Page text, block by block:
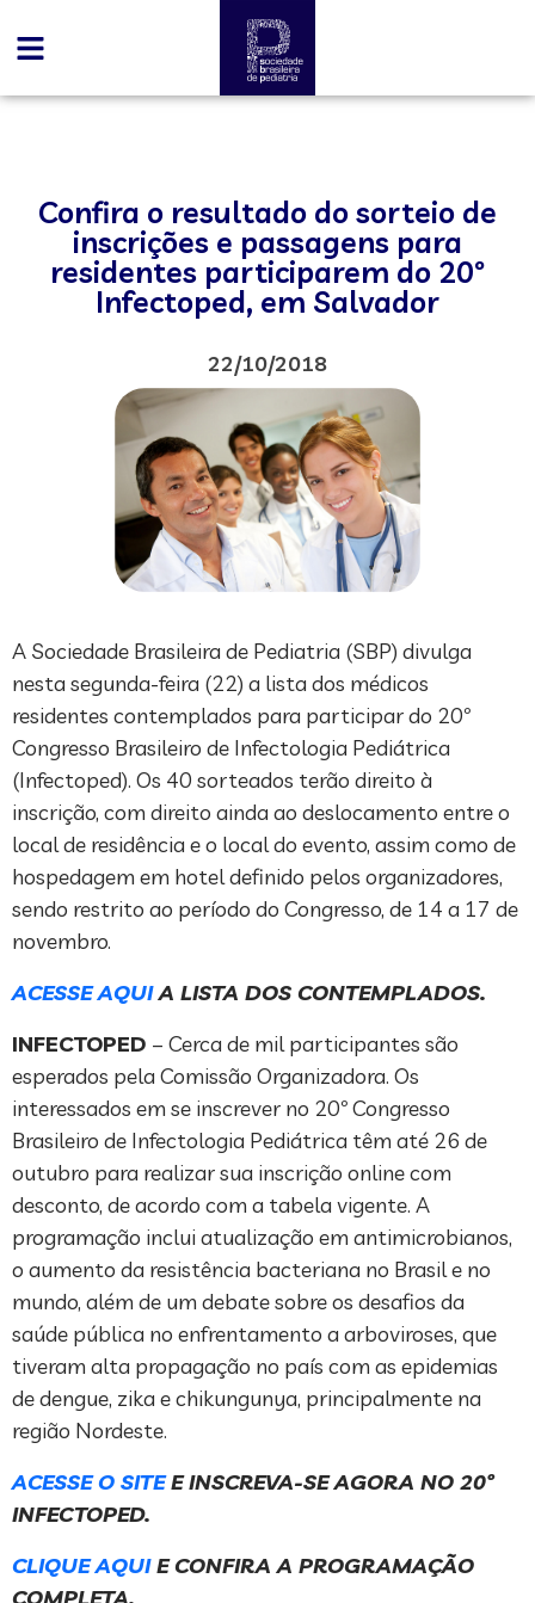
Confira o resultado do sorteio de
inscrições e passagens para
residentes participarem do 20º
Infectoped, em Salvador
22/10/2018
A Sociedade Brasileira de Pediatria (SBP) divulga
nesta segunda-feira (22) a lista dos médicos
residentes contemplados para participar do 20º
Congresso Brasileiro de Infectologia Pediátrica
(Infectoped). Os 40 sorteados terão direito à
inscrição, com direito ainda ao deslocamento entre o
local de residência e o local do evento, assim como de
hospedagem em hotel definido pelos organizadores,
sendo restrito ao período do Congresso, de 14 a 17 de
novembro.
ACESSE AQUIA LISTA DOS CONTEMPLADOS.
INFECTOPED – Cerca de mil participantes são
esperados pela Comissão Organizadora. Os
interessados em se inscrever no 20º Congresso
Brasileiro de Infectologia Pediátrica têm até 26 de
outubro para realizar sua inscrição online com
desconto, de acordo com a tabela vigente. A
programação inclui atualização em antimicrobianos,
o aumento da resistência bacteriana no Brasil e no
mundo, além de um debate sobre os desafios da
saúde pública no enfrentamento a arboviroses, que
tiveram alta propagação no país com as epidemias
de dengue, zika e chikungunya, principalmente na
região Nordeste.
ACESSE O SITEE INSCREVA-SE AGORA NO 20º
INFECTOPED.
CLIQUE AQUIE CONFIRA A PROGRAMAÇÃO